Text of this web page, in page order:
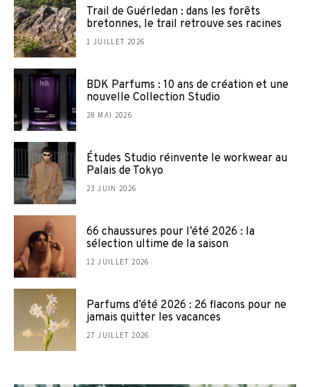
Trail de Guérledan : dans les forêts
bretonnes, le trail retrouve ses racines
1 JUILLET 2026
BDK Parfums : 10 ans de création et une
nouvelle Collection Studio
28 MAI 2026
Études Studio réinvente le workwear au
Palais de Tokyo
23 JUIN 2026
66 chaussures pour l’été 2026 : la
sélection ultime de la saison
12 JUILLET 2026
Parfums d’été 2026 : 26 flacons pour ne
jamais quitter les vacances
27 JUILLET 2026